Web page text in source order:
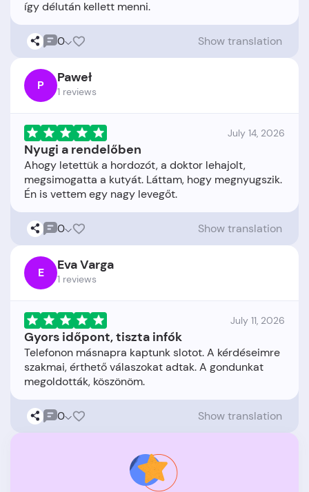
0 Show translation
P Paweł
1 reviews
July 14, 2026
Nyugi a rendelőben
Ahogy letettük a hordozót, a doktor lehajolt,
megsimogatta a kutyát. Láttam, hogy megnyugszik.
0 Show translation
E Eva Varga
1 reviews
July 11, 2026
Gyors időpont, tiszta infók
Telefonon másnapra kaptunk slotot. A kérdéseimre
szakmai, érthető válaszokat adtak. A gondunkat
0 Show translation